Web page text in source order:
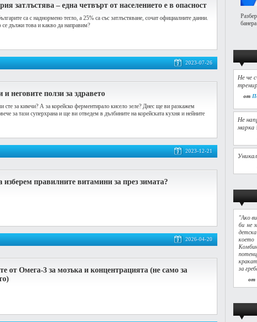
затлъстява – една четвърт от населението е в опасност
са с наднормено тегло, а 25% са със затлъстяване, сочат официалните данни.
се дължи това и какво да направим?
2023-07-26
неговите ползи за здравето
сте за кимчи? А за корейско ферментирало кисело зеле? Днес ще ви разкажем
за тази суперхрана и ще ви отведем в дълбините на корейската кухня и нейните
2023-12-21
изберем правилните витамини за през зимата?
2026-04-20
от Омега-3 за мозъка и концентрацията (не само за
банера
Не че
от
Не
марка
"Ако
би не
за
от